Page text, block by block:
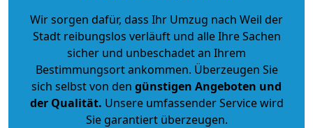
Wir sorgen dafür, dass Ihr Umzug nach Weil der
Stadt reibungslos verläuft und alle Ihre Sachen
sicher und unbeschadet an Ihrem
Bestimmungsort ankommen. Überzeugen Sie
sich selbst von den günstigen Angeboten und
der Qualität. Unsere umfassender Service wird
Sie garantiert überzeugen.